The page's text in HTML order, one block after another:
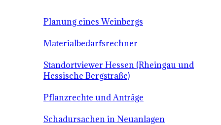
Planung eines Weinbergs
Materialbedarfsrechner
Standortviewer Hessen (Rheingau und
Hessische Bergstraße)
Pflanzrechte und Anträge
Schadursachen in Neuanlagen